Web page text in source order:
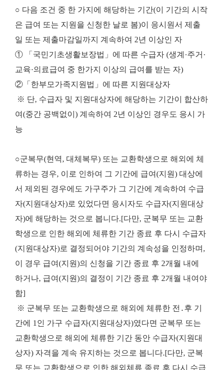
○ 다음 조건 중 한 가지에 해당하는 기간(이 기간의 시작
은 급여 또는 지원을 신청한 날로 봄)이 응시원서 제출
일 또는 제출마감일까지 계속하여 2년 이상인 자
① 「국민기초생활보장법」에 따른 수급자 (생계·주거·
교육·의료급여 중 한가지 이상의 급여를 받는 자)
②「한부모가족지원법」에 따른 지원대상자
※ 단, 수급자 및 지원대상자에 해당하는 기간이 합산하
여(중간 공백없이) 계속하여 2년 이상인 경우도 응시 가
능
○군복무(현역, 대체복무) 또는 교환학생으로 해외에 체
류하는 경우, 이로 인하여 그 기간에 급여(지원) 대상에
서 제외된 경우에도 가구주가 그 기간에 계속하여 수급
자(지원대상자)로 있었다면 응시자도 수급자(지원대상
자)에 해당하는 것으로 봅니다.[다만, 군복무 또는 교환
학생으로 인한 해외에 체류한 기간 종료 후 다시 수급자
(지원대상자)로 결정되어야 기간의 계속성을 인정하며,
이 경우 급여(지원)의 신청을 기간 종료 후 2개월 내에
하거나, 급여(지원)의 결정이 기간 종료 후 2개월 내여야
함]
※ 군복무 또는 교환학생으로 해외에 체류한 전․후 기
간에 1인 가구 수급자(지원대상자)였다면 군복무 또는
교환학생으로 해외에 체류한 기간 동안 수급자(지원대
상자) 자격을 계속 유지하는 것으로 봅니다.[다만, 군복
무 또는 교환학생으로 인한 해외체류 종료 후 다시 수급